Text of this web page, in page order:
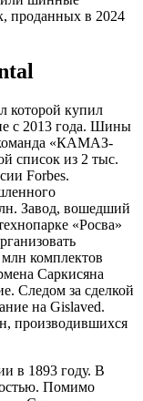
проданных в 2024
которой купил
с 2013 года. Шины
команда «КАМАЗ-
список из 2 тыс.
Forbes.
Завод, вошедший
«Росва»
комплектов
Саркисяна
Следом за сделкой
на Gislaved.
производившихся
в 1893 году. В
Помимо